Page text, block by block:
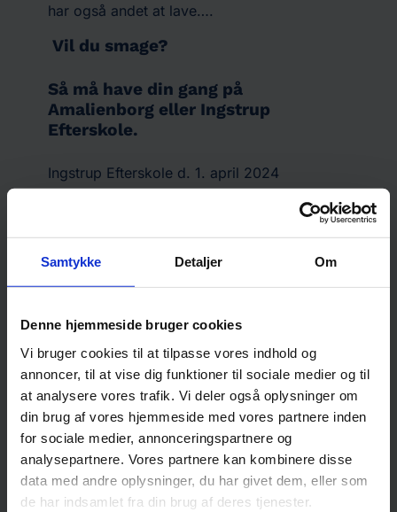
Samtykke Detaljer Om
Denne hjemmeside bruger cookies
Vi bruger cookies til at tilpasse vores indhold og
annoncer, til at vise dig funktioner til sociale medier og til
at analysere vores trafik. Vi deler også oplysninger om
din brug af vores hjemmeside med vores partnere inden
for sociale medier, annonceringspartnere og
analysepartnere. Vores partnere kan kombinere disse
data med andre oplysninger, du har givet dem, eller som
de har indsamlet fra din brug af deres tjenester.
har også andet at lave….
Vil du smage?
Så må have din gang på
Amalienborg eller Ingstrup
Efterskole.
Ingstrup Efterskole d. 1. april 2024